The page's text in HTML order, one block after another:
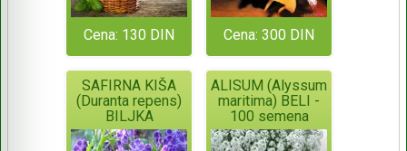
Cena: 130 DIN Cena: 300 DIN
SAFIRNA KIŠA
(Duranta repens)
BILJKA
ALISUM (Alyssum
maritima) BELI -
100 semena